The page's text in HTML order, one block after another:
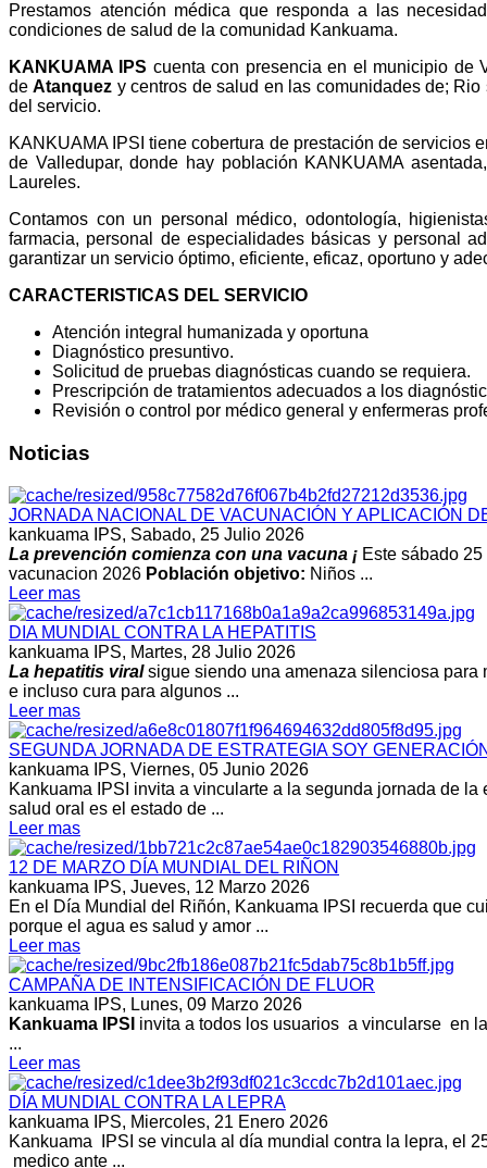
Prestamos atención médica que responda a las
condiciones de salud de la comunidad Kankuama.
KANKUAMA IPS cuenta con presencia en el municipio
deAtanquez y centros de salud en las comunidades de;
del servicio.
KANKUAMA IPSI tiene cobertura de prestación de servicios
de Valledupar, donde hay población KANKUAMA
Laureles.
Contamos con un personal médico, odontología,
farmacia, personal de especialidades básicas y personal
garantizar un servicio óptimo, eficiente, eficaz, oportuno y
CARACTERISTICAS DEL SERVICIO
Atención integral humanizada y oportuna
Diagnóstico presuntivo.
Solicitud de pruebas diagnósticas cuando se requiera.
Prescripción de tratamientos adecuados a los
Revisión o control por médico general y enfermeras
Noticias
JORNADA NACIONAL DE VACUNACIÓN Y APLICACIÓN
kankuama IPS, Sabado, 25 Julio 2026
La prevención comienza con una vacuna ¡ Este sábado
vacunacion 2026 Población objetivo: Niños ...
Leer mas
DIA MUNDIAL CONTRA LA HEPATITIS
kankuama IPS, Martes, 28 Julio 2026
La hepatitis viralsigue siendo una amenaza silenciosa para
e incluso cura para algunos ...
Leer mas
SEGUNDA JORNADA DE ESTRATEGIA SOY
kankuama IPS, Viernes, 05 Junio 2026
Kankuama IPSI invita a vincularte a la segunda jornada de
salud oral es el estado de ...
Leer mas
12 DE MARZO DÍA MUNDIAL DEL RIÑON
kankuama IPS, Jueves, 12 Marzo 2026
En el Día Mundial del Riñón, Kankuama IPSI recuerda que
porque el agua es salud y amor ...
Leer mas
CAMPAÑA DE INTENSIFICACIÓN DE FLUOR
kankuama IPS, Lunes, 09 Marzo 2026
Kankuama IPSI invita a todos los usuarios a vincularse en
...
Leer mas
DÍA MUNDIAL CONTRA LA LEPRA
kankuama IPS, Miercoles, 21 Enero 2026
Kankuama IPSI se vincula al día mundial contra la lepra, el
medico ante ...